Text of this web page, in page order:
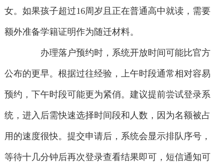
女。如果孩子超过16周岁且正在普通高中就读，需要
额外准备学籍证明作为随迁材料。
办理落户预约时，系统开放时间可能比官方
公布的更早。根据过往经验，上午时段通常相对容易
预约，下午时段可能更为紧俏。建议提前尝试登录系
统，进入后需快速选择时间段和人数，因为名额被占
用的速度很快。提交申请后，系统会显示排队序号，
等待十几分钟后再次登录查看结果即可，短信通知可